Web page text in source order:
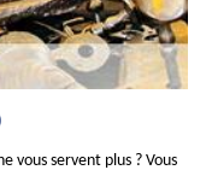
vous servent plus ? Vous